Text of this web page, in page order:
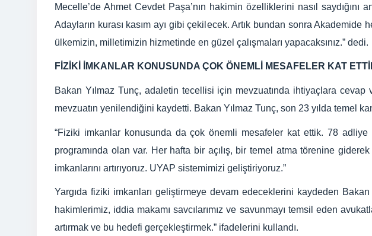
Mecelle’de Ahmet Cevdet Paşa’nın hakimin özelliklerini nasıl
Adayların kurası kasım ayı gibi çekilecek. Artık bundan sonra Akademide
ülkemizin, milletimizin hizmetinde en güzel çalışmaları yapacaksınız.” dedi.
FİZİKİ İMKANLAR KONUSUNDA ÇOK ÖNEMLİ MESAFELER KAT
Bakan Yılmaz Tunç, adaletin tecellisi için mevzuatında ihtiyaçlara
mevzuatın yenilendiğini kaydetti. Bakan Yılmaz Tunç, son 23 yılda temel
“Fiziki imkanlar konusunda da çok önemli mesafeler kat ettik. 78 adliye
programında olan var. Her hafta bir açılış, bir temel atma törenine
imkanlarını artırıyoruz. UYAP sistemimizi geliştiriyoruz.”
Yargıda fiziki imkanları geliştirmeye devam edeceklerini kaydeden
hakimlerimiz, iddia makamı savcılarımız ve savunmayı temsil eden
artırmak ve bu hedefi gerçekleştirmek.” ifadelerini kullandı.